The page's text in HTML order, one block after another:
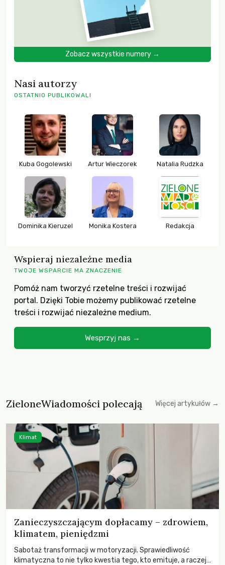
Zobacz wszystkie numery →
Nasi autorzy
OSTATNIO PUBLIKOWALI
Kuba Gogolewski Artur Wieczorek Natalia Rudzka
Dominika Kieruzel Monika Kostera Redakcja
Wspieraj niezależne media
TWOJE WSPARCIE MA ZNACZENIE
Pomóż nam tworzyć rzetelne treści i rozwijać
portal. Dzięki Tobie możemy publikować rzetelne
treści i rozwijać niezależne medium.
Wesprzyj nas →
ZieloneWiadomości polecają Więcej artykułów →
Zanieczyszczającym dopłacamy – zdrowiem,
klimatem, pieniędzmi
Sabotaż transformacji w motoryzacji. Sprawiedliwość
klimatyczna to nie tylko kwestia tego, kto emituje, a raczej
Klimat